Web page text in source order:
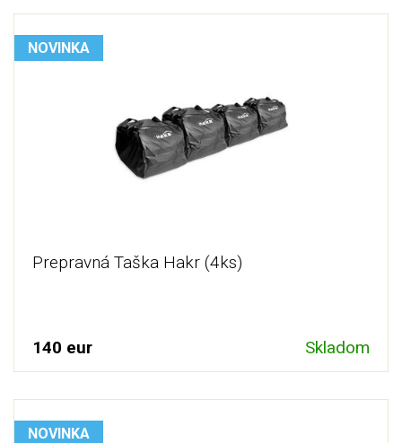
NOVINKA
Prepravná Taška Hakr (4ks)
140 eur Skladom
NOVINKA